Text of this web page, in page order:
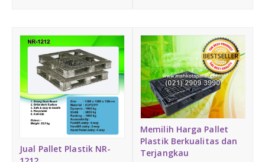
Jual Pallet Plastik NR-
Memilih Harga Pallet
Plastik Berkualitas dan
Terjangkau